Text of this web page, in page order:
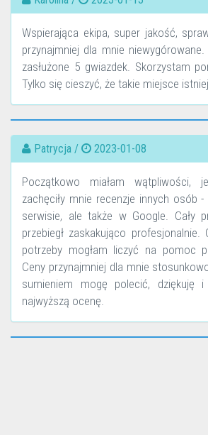
Wspierająca ekipa, super jakość,
przynajmniej dla mnie
zasłużone 5 gwiazdek. Skorzystam
Tylko się cieszyć, że takie miejsce
Patrycja / 2023-01-08
Początkowo miałam wątpliwości,
zachęciły mnie recenzje innych osób
serwisie, ale także w Google. Cały
przebiegł zaskakująco
potrzeby mogłam liczyć na pomoc
Ceny przynajmniej dla mnie
sumieniem mogę polecić, dziękuję
najwyższą ocenę.